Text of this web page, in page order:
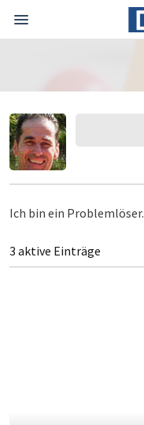
Ich bin ein Problemlöser.
3 aktive Einträge